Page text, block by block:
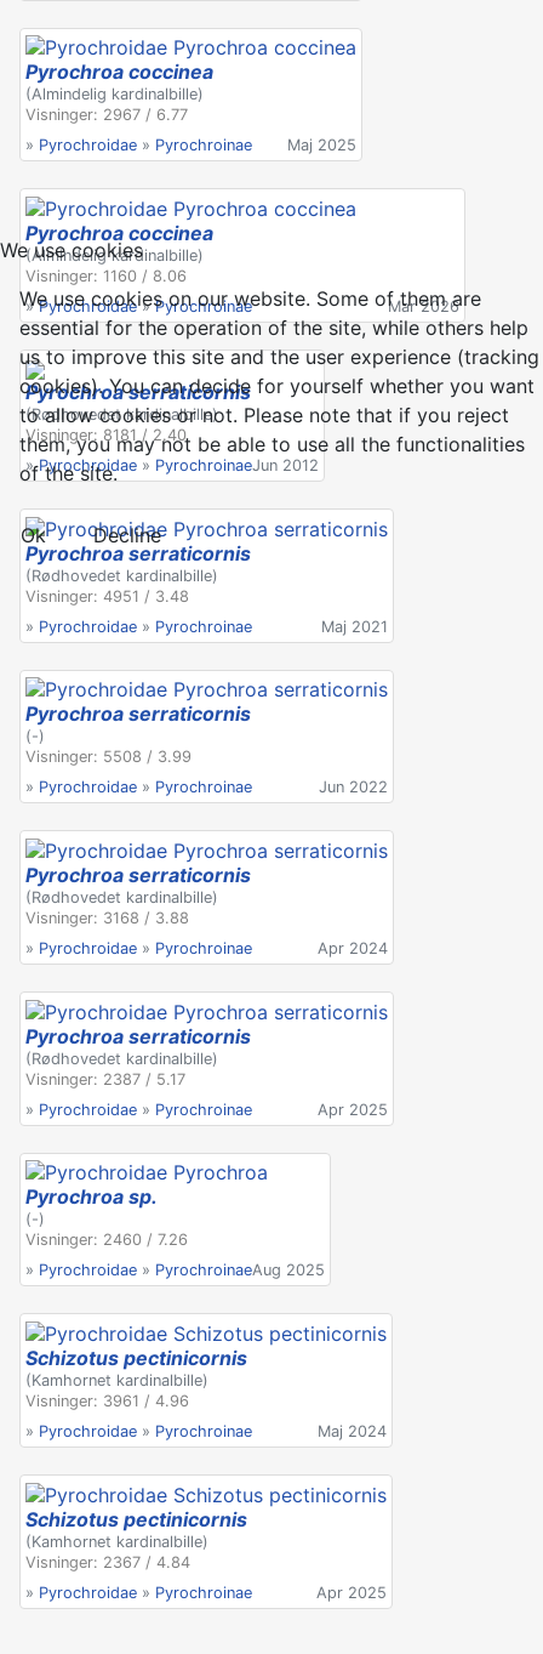
Pyrochroa coccinea
(Almindelig kardinalbille)
Visninger: 2967 / 6.77
» Pyrochroidae » Pyrochroinae Maj 2025
Pyrochroa coccinea
(Almindelig kardinalbille)
Visninger: 1160 / 8.06
»Pyrochroidae»Pyrochroinae Mar 2026
Pyrochroa serraticornis
(Rødhovedet kardinalbille)
Visninger: 8181 / 2.40
»Pyrochroidae » PyrochroinaeJun 2012
Pyrochroa serraticornis
(Rødhovedet kardinalbille)
Visninger: 4951 / 3.48
» Pyrochroidae » Pyrochroinae Maj 2021
Pyrochroa serraticornis
(-)
Visninger: 5508 / 3.99
» Pyrochroidae » Pyrochroinae Jun 2022
Pyrochroa serraticornis
(Rødhovedet kardinalbille)
Visninger: 3168 / 3.88
» Pyrochroidae » Pyrochroinae Apr 2024
Pyrochroa serraticornis
(Rødhovedet kardinalbille)
Visninger: 2387 / 5.17
» Pyrochroidae » Pyrochroinae Apr 2025
Pyrochroa sp.
(-)
Visninger: 2460 / 7.26
» Pyrochroidae » PyrochroinaeAug 2025
Schizotus pectinicornis
(Kamhornet kardinalbille)
Visninger: 3961 / 4.96
» Pyrochroidae » Pyrochroinae Maj 2024
Schizotus pectinicornis
(Kamhornet kardinalbille)
Visninger: 2367 / 4.84
» Pyrochroidae » Pyrochroinae Apr 2025
We use cookies
We use cookies on our website. Some of them are
essential for the operation of the site, while others help
us to improve this site and the user experience (tracking
cookies). You can decide for yourself whether you want
to allow cookies or not. Please note that if you reject
them, you may not be able to use all the functionalities
of the site.
Ok Decline